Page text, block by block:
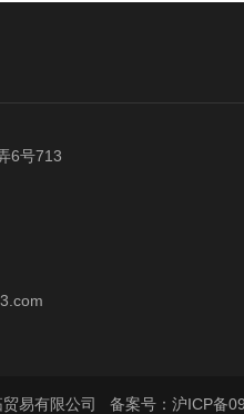
6号713
贸易有限公司 备案号：沪ICP备